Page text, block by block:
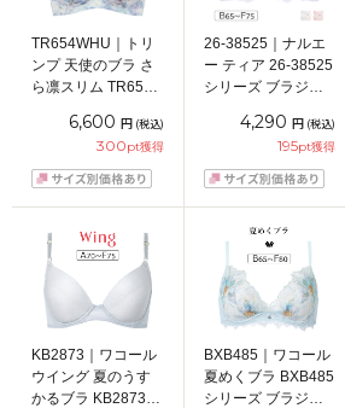
TR654WHU｜トリ
ンプ 天使のブラ さ
ら凛スリム TR654
ー単品 BCDEFGカ
65/70/75/80/85/90/9
6,600 円 (税込)
300pt獲得
26-38525｜ナルエ
ー ティア 26-38525
シリーズ ブラジャ
クブラ BCDEFカッ
65/70/75cm
4,290 円 (税込)
195pt獲得
KB2873｜ワコール
ウイング 夏のうす
かるブラ KB2873シ
BXB485｜ワコール
夏めくブラ BXB485
シリーズ ブラジャ